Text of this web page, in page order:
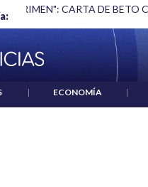
UN CRIMEN": CARTA DE BETO
| ECONOMÍA |